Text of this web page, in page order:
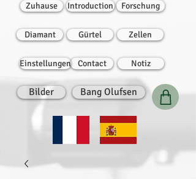
Zuhause Introduction Forschung
Diamant Gürtel Zellen
Einstellungen Contact Notiz
Bilder Bang Olufsen